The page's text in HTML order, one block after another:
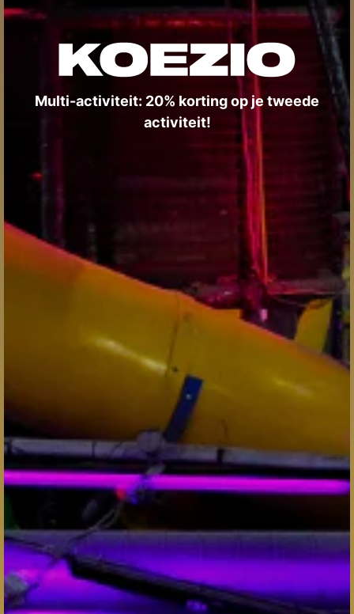
Multi-activiteit: 20% korting op je tweede
activiteit!